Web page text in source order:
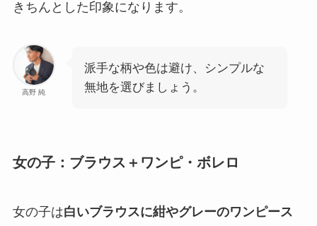
きちんとした印象になります。
高野 純
派手な柄や色は避け、シンプルな
無地を選びましょう。
女の子：ブラウス＋ワンピ・ボレロ
女の子は白いブラウスに紺やグレーのワンピース